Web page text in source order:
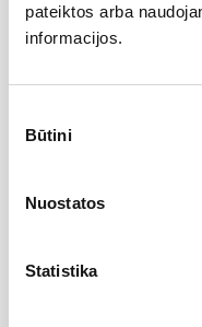
pateiktos arba
informacijos.
pasirinkimas
Būtini
Nuostatos
Statistika
Pilna nosies plastika
korekcija su šonkauliu